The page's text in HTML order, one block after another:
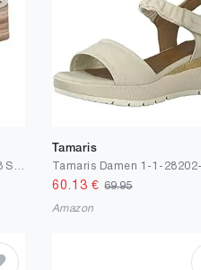
Tamaris
60.13 €69.95
Amazon